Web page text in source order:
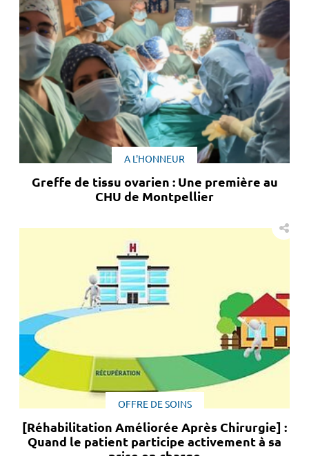
A L'HONNEUR
Greffe de tissu ovarien : Une première au
CHU de Montpellier
OFFRE DE SOINS
[Réhabilitation Améliorée Après Chirurgie] :
Quand le patient participe activement à sa